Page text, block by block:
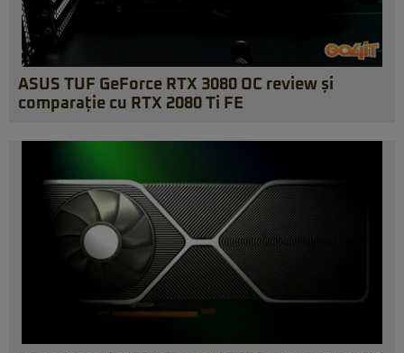
ASUS TUF GeForce RTX 3080 OC review și
comparație cu RTX 2080 Ti FE